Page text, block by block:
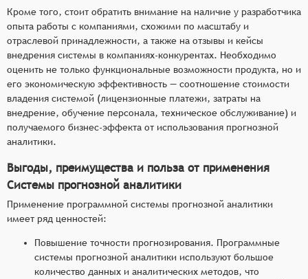
Кроме того, стоит обратить внимание на наличие у разработчика
опыта работы с компаниями, схожими по масштабу и
отраслевой принадлежности, а также на отзывы и кейсы
внедрения системы в компаниях-конкурентах. Необходимо
оценить не только функциональные возможности продукта, но и
его экономическую эффективность — соотношение стоимости
владения системой (лицензионные платежи, затраты на
внедрение, обучение персонала, техническое обслуживание) и
получаемого бизнес-эффекта от использования прогнозной
аналитики.
Выгоды, преимущества и польза от применения
Системы прогнозной аналитики
Применение программной системы прогнозной аналитики
имеет ряд ценностей:
Повышение точности прогнозирования. Программные
системы прогнозной аналитики используют большое
количество данных и аналитических методов, что